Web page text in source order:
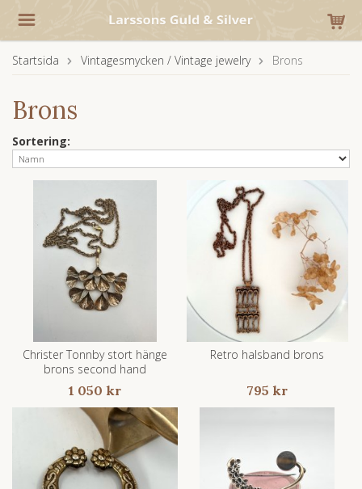
Startsida Vintagesmycken / Vintage jewelry Brons
Brons
Sortering:
Christer Tonnby stort hänge
brons second hand
1 050 kr
Retro halsband brons
795 kr